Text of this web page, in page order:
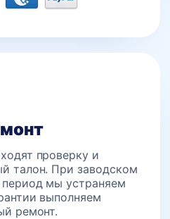
проверку и
талон. При заводском
мы устраняем
выполняем
ремонт.